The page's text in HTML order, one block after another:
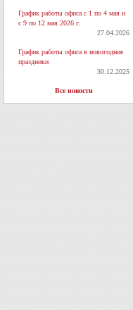
График работы офиса с 1 по 4 мая и
с 9 по 12 мая 2026 г.
27.04.2026
График работы офиса в новогодние
праздники
30.12.2025
Все новости